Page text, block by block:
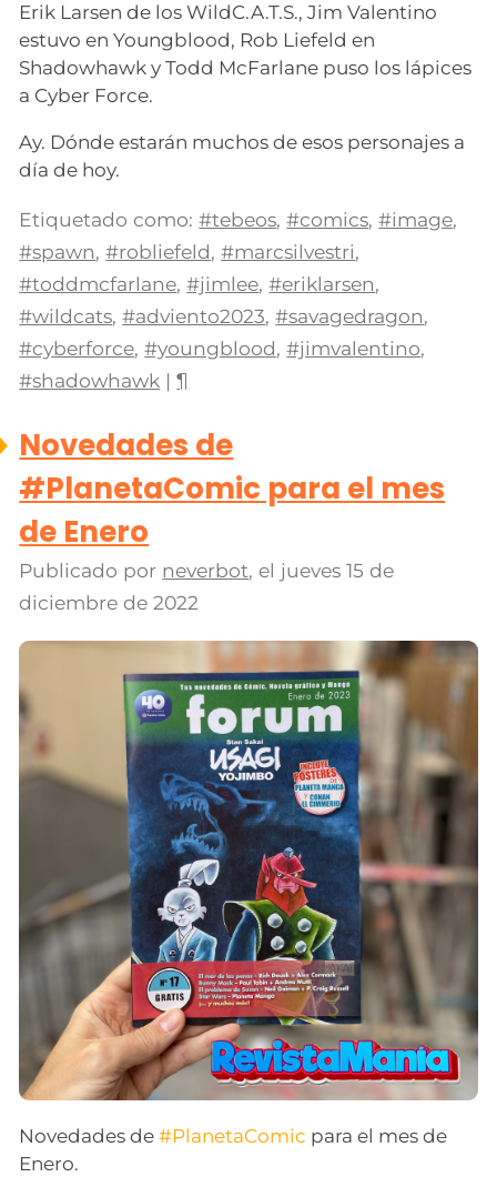
Erik Larsen de los WildC.A.T.S., Jim Valentino
estuvo en Youngblood, Rob Liefeld en
Shadowhawk y Todd McFarlane puso los lápices
a Cyber Force.
Ay. Dónde estarán muchos de esos personajes a
día de hoy.
Etiquetado como: #tebeos,#comics,#image,
#spawn,#robliefeld,#marcsilvestri,
#toddmcfarlane,#jimlee,#eriklarsen,
#wildcats,#adviento2023,#savagedragon,
#cyberforce,#youngblood,#jimvalentino,
#shadowhawk |¶
Novedades de
#PlanetaComic para el mes
de Enero
Publicado por neverbot, el jueves 15 de
diciembre de 2022
Novedades de#PlanetaComic para el mes de
Enero.